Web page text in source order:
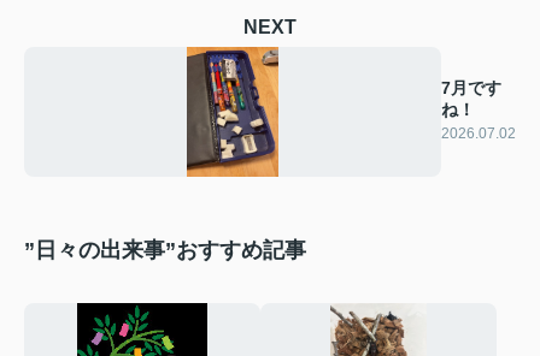
NEXT
7月です
ね！
2026.07.02
”日々の出来事”おすすめ記事